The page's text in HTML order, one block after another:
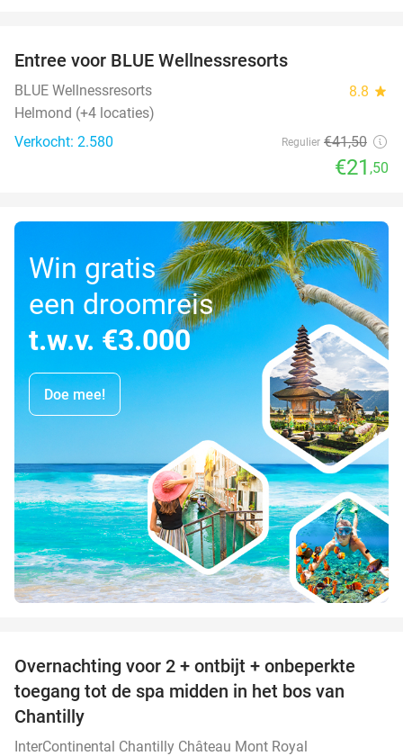
Entree voor BLUE Wellnessresorts
BLUE Wellnessresorts 8.8 star
Helmond (+4 locaties)
Verkocht: 2.580
Regulier €41,50
€21 ,50
Win gratis
een droomreis
t.w.v. €3.000
Doe mee!
25%
Overnachting voor 2 + ontbijt + onbeperkte
toegang tot de spa midden in het bos van
Chantilly
InterContinental Chantilly Château Mont Royal